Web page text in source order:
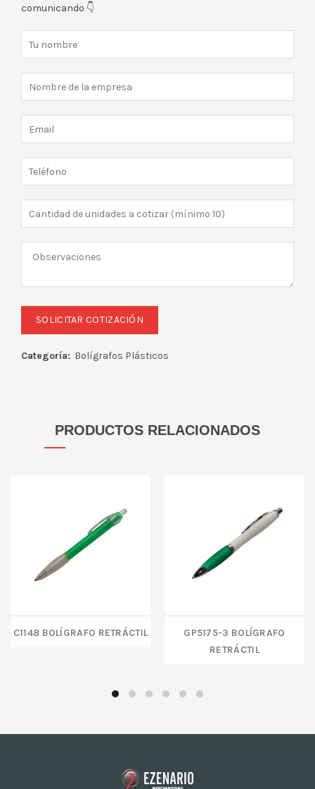
comunicando 👇
Categoría: Bolígrafos Plásticos
PRODUCTOS RELACIONADOS
C1148 Bolígrafo retráctil
GP5175-3 BOLÍGRAFO
RETRÁCTIL